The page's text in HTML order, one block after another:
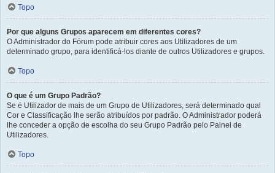
Topo
Por que alguns Grupos aparecem em diferentes cores?
O Administrador do Fórum pode atribuir cores aos Utilizadores de um
determinado grupo, para identificá-los diante de outros Utilizadores e grupos.
Topo
O que é um Grupo Padrão?
Se é Utilizador de mais de um Grupo de Utilizadores, será determinado qual
Cor e Classificação lhe serão atribuídos por padrão. O Administrador poderá
lhe conceder a opção de escolha do seu Grupo Padrão pelo Painel de
Utilizadores.
Topo